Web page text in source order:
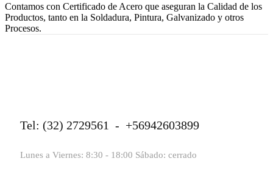
Contamos con Certificado de Acero que aseguran la Calidad de los
Productos, tanto en la Soldadura, Pintura, Galvanizado y otros
Procesos.
Tel: (32) 2729561 - +56942603899
Lunes a Viernes: 8:30 - 18:00 Sábado: cerrado